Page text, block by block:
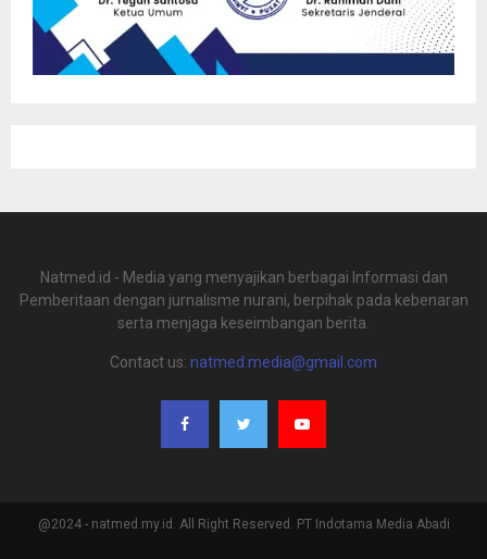
Natmed.id - Media yang menyajikan berbagai Informasi dan
Pemberitaan dengan jurnalisme nurani, berpihak pada kebenaran
serta menjaga keseimbangan berita.
Contact us: natmed.media@gmail.com
@2024 - natmed.my.id. All Right Reserved. PT Indotama Media Abadi